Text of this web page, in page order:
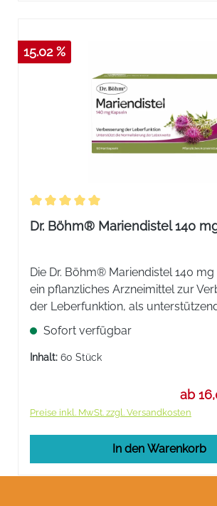
15.02 %
Durchschnittliche Bewertung von 5
Dr. Böhm® Mariendistel 140
Die Dr. Böhm® Mariendistel 140 mg
ein pflanzliches Arzneimittel zur
der Leberfunktion, als
Behandlung von Beschwerden, die
Leberfunktionsstörung verursacht
Sofort verfügbar
Inhalt: 60 Stück
ab
Preise inkl. MwSt. zzgl. Versandkosten
In den Warenkorb